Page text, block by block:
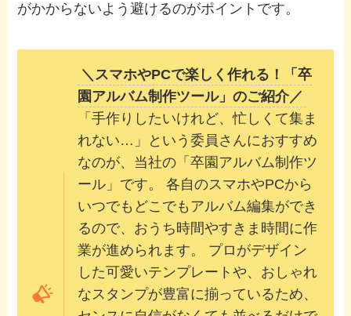
がかからないよう避けるのがポイントです。
＼スマホやPCで楽しく作れる！「卒
園アルバム制作ツール」のご紹介／
「手作りしたいけれど、忙しくて集ま
れない…」という委員さんにおすすめ
なのが、当社の「卒園アルバム制作ツ
ール」です。 各自のスマホやPCから
いつでもどこでもアルバム編集ができ
るので、おうち時間やすきま時間に作
業が進められます。 プロがデザイン
した可愛いテンプレートや、おしゃれ
なスタンプが豊富に揃っているため、